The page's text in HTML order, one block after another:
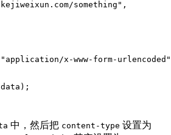
something" ,
"application/x-www-form-urlencoded"
data ) ;
中，然后把 content-type 设置为